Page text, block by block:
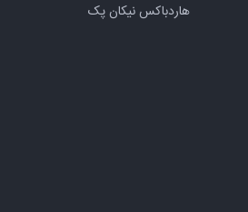
هاردباکس نیکان پک